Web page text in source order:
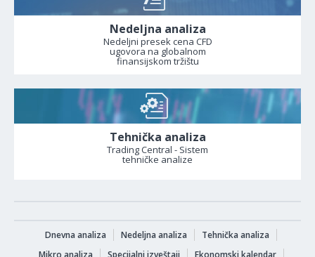
Nedeljna analiza
Nedeljni presek cena CFD
ugovora na globalnom
finansijskom tržištu
Tehnička analiza
Trading Central - Sistem
tehničke analize
Dnevna analiza Nedeljna analiza
Tehnička analiza
Mikro analiza
Specijalni izveštaji Ekonomski kalendar